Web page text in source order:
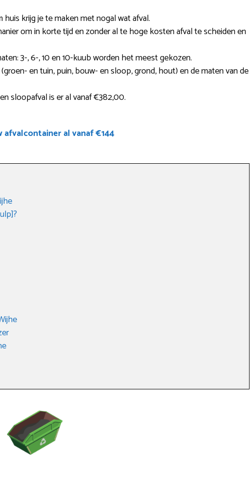
krijg je te maken met nogal wat afval.
om in korte tijd en zonder al te hoge kosten afval te scheiden en
3-, 6-, 10 en 10-kuub worden het meest gekozen.
en tuin, puin, bouw- en sloop, grond, hout) en de maten van de
sloopafval is er al vanaf €382,00.
afvalcontainer al vanaf €144